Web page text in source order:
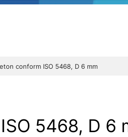
conform ISO 5468, D 6 mm
5468, D 6